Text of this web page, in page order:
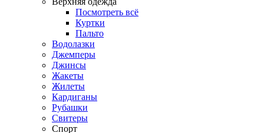
Посмотреть всё
Куртки
Пальто
Водолазки
Джемперы
Джинсы
Жакеты
Жилеты
Кардиганы
Рубашки
Свитеры
Спорт